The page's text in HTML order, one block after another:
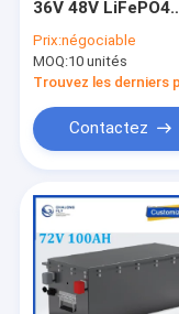
36V 48V LiFePO4
Packs Machines de
nettoyage de sol
Voiture de golf
chargeur BMS
Prix:négociable
MOQ:10 unités
Trouvez les derniers
Contactez